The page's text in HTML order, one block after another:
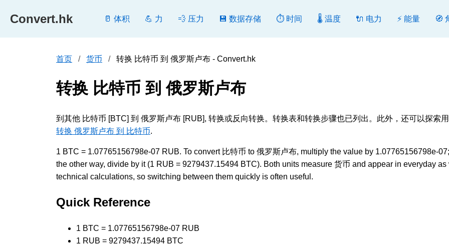
Convert.hk 🥛 体积 💪 力 💨 压力 💾 数据存储 ⏱️ 时间 🌡️ 温度 🔌 电力 ⚡ 能量 🧭
首页 货币 转换 比特币 到 俄罗斯卢布 - Convert.hk
转换 比特币 到 俄罗斯卢布
到其他 比特币 [BTC] 到 俄罗斯卢布 [RUB], 转换或反向转换。转换表和转换步骤也已列出。此外，还可以探索
转换 俄罗斯卢布 到 比特币.
1 BTC = 1.07765156798e-07 RUB. To convert 比特币 to 俄罗斯卢布, multiply the value by 1.07765156798e-
the other way, divide by it (1 RUB = 9279437.15494 BTC). Both units measure 货币 and appear in everyday as
technical calculations, so switching between them quickly is often useful.
Quick Reference
1 BTC = 1.07765156798e-07 RUB
1 RUB = 9279437.15494 BTC